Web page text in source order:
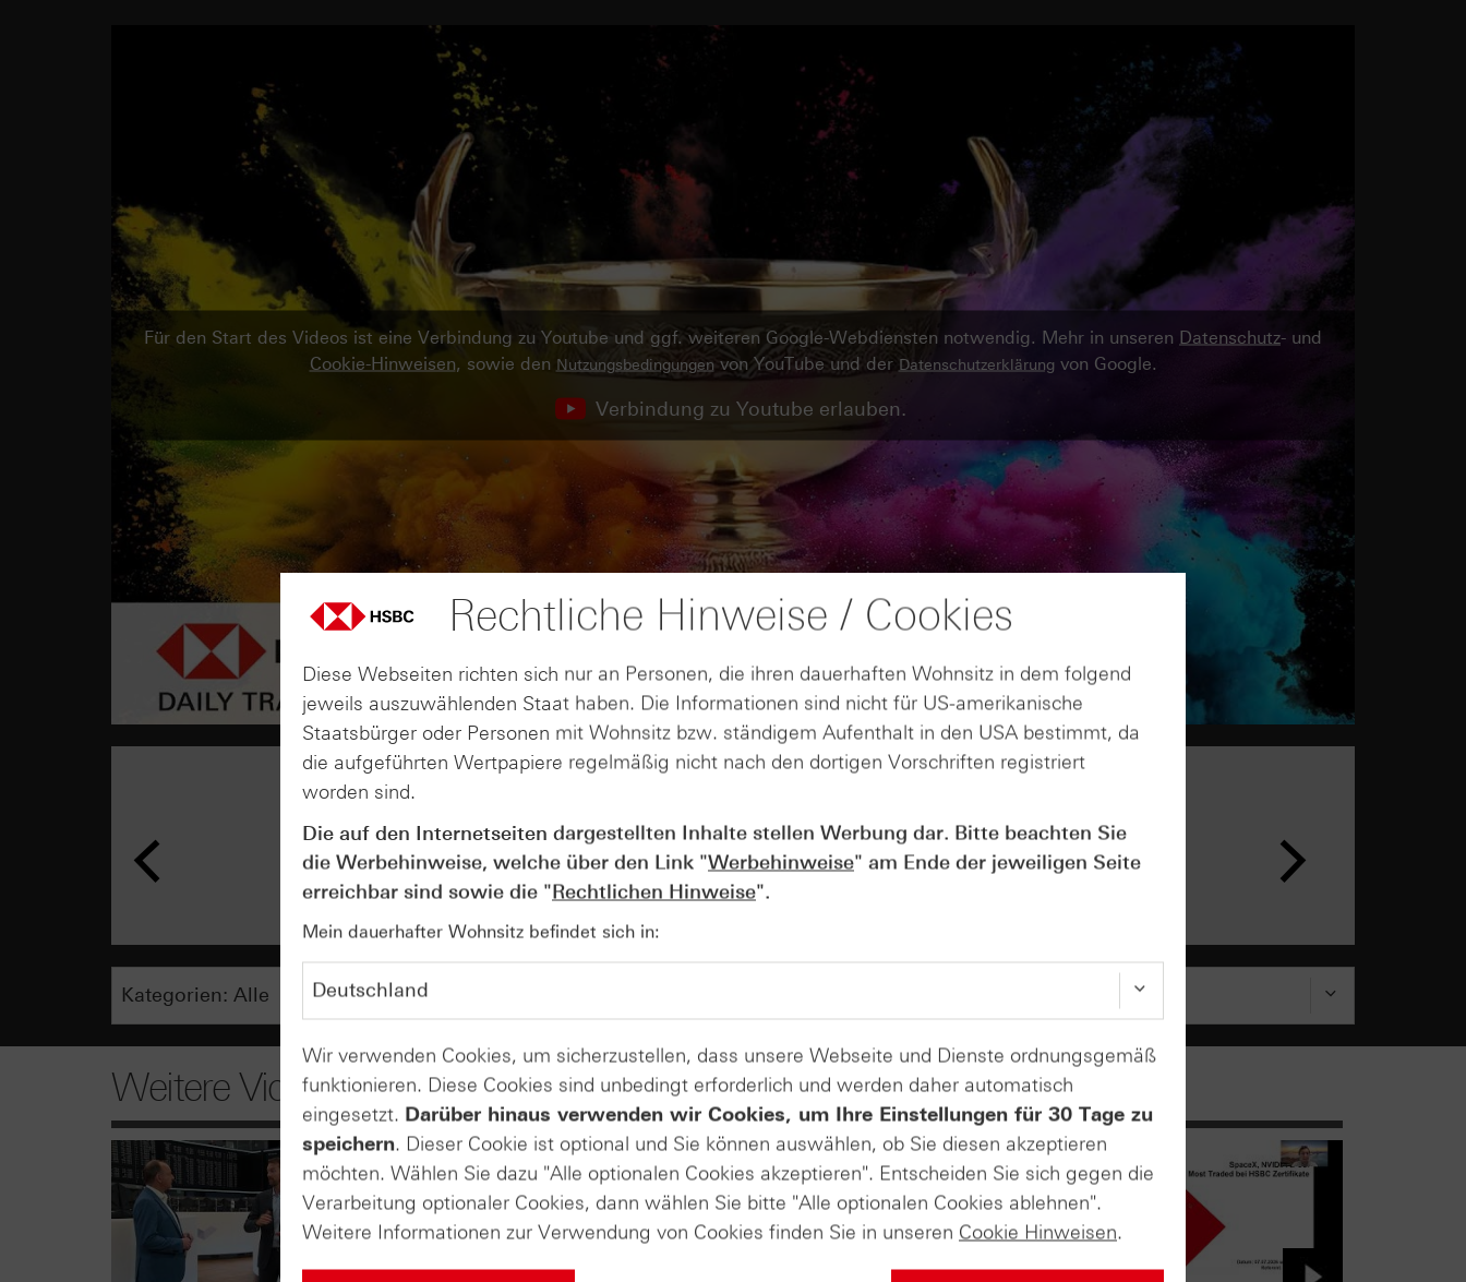
Für den Start des Videos ist eine Verbindung zu Youtube und ggf. weiteren Google-Webdiensten notwendig. Mehr in unseren Datenschutz- und
Cookie-Hinweisen, sowie den Nutzungsbedingungenvon YouTube und der Datenschutzerklärung von Google.
Verbindung zu Youtube erlauben.
07
Wie lange bleibt der DAX® in
Rekordlaune? - ntv Zertifikate
07.08.26
Weitere Videos
Rechtliche Hinweise / Cookies
Diese Webseiten richten sich nur an Personen, die ihren dauerhaften Wohnsitz in dem folgend
jeweils auszuwählenden Staat haben. Die Informationen sind nicht für US-amerikanische
Staatsbürger oder Personen mit Wohnsitz bzw. ständigem Aufenthalt in den USA bestimmt, da
die aufgeführten Wertpapiere regelmäßig nicht nach den dortigen Vorschriften registriert
worden sind.
Die auf den Internetseiten dargestellten Inhalte stellen Werbung dar. Bitte beachten Sie
die Werbehinweise, welche über den Link "Werbehinweise" am Ende der jeweiligen Seite
erreichbar sind sowie die "Rechtlichen Hinweise".
Mein dauerhafter Wohnsitz befindet sich in:
Wir verwenden Cookies, um sicherzustellen, dass unsere Webseite und Dienste ordnungsgemäß
funktionieren. Diese Cookies sind unbedingt erforderlich und werden daher automatisch
eingesetzt. Darüber hinaus verwenden wir Cookies, um Ihre Einstellungen für 30 Tage zu
speichern. Dieser Cookie ist optional und Sie können auswählen, ob Sie diesen akzeptieren
möchten. Wählen Sie dazu "Alle optionalen Cookies akzeptieren". Entscheiden Sie sich gegen die
Verarbeitung optionaler Cookies, dann wählen Sie bitte "Alle optionalen Cookies ablehnen".
Weitere Informationen zur Verwendung von Cookies finden Sie in unseren Cookie Hinweisen.